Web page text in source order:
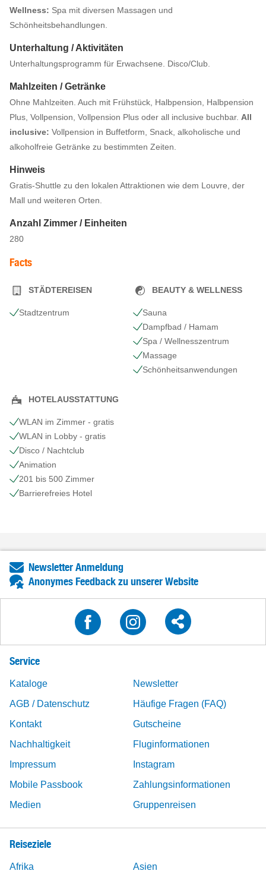
Wellness: Spa mit diversen Massagen und
Schönheitsbehandlungen.
Unterhaltung / Aktivitäten
Unterhaltungsprogramm für Erwachsene. Disco/Club.
Mahlzeiten / Getränke
Ohne Mahlzeiten. Auch mit Frühstück, Halbpension, Halbpension
Plus, Vollpension, Vollpension Plus oder all inclusive buchbar. All
inclusive: Vollpension in Buffetform, Snack, alkoholische und
alkoholfreie Getränke zu bestimmten Zeiten.
Hinweis
Gratis-Shuttle zu den lokalen Attraktionen wie dem Louvre, der
Mall und weiteren Orten.
Anzahl Zimmer / Einheiten
280
Facts
STÄDTEREISEN
Stadtzentrum
BEAUTY & WELLNESS
Sauna
Dampfbad / Hamam
Spa / Wellnesszentrum
Massage
Schönheits​anwendungen
HOTELAUSSTATTUNG
WLAN im Zimmer - gratis
WLAN in Lobby - gratis
Disco / Nachtclub
Animation
201 bis 500 Zimmer
Barrierefreies Hotel
Newsletter Anmeldung
Anonymes Feedback zu unserer Website
Service
Kataloge
Newsletter
AGB / Datenschutz
Häufige Fragen (FAQ)
Kontakt
Gutscheine
Nachhaltigkeit
Fluginformationen
Impressum
Instagram
Mobile Passbook
Zahlungsinformationen
Medien
Gruppenreisen
Reiseziele
Afrika Asien